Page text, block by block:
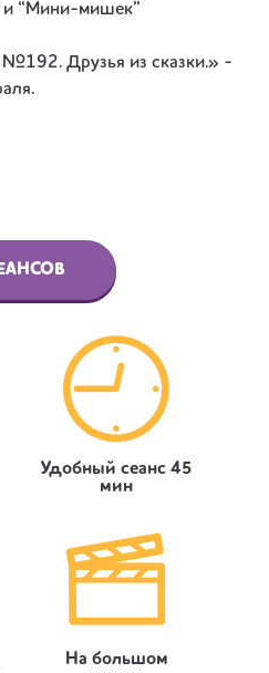
и “Мини-мишек”
Друзья из сказки.» -
Удобный сеанс 45
мин
На большом